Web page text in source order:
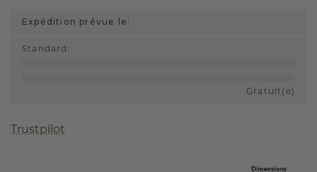
Expédition prévue le:
Standard :
Gratuit(e)
Trustpilot